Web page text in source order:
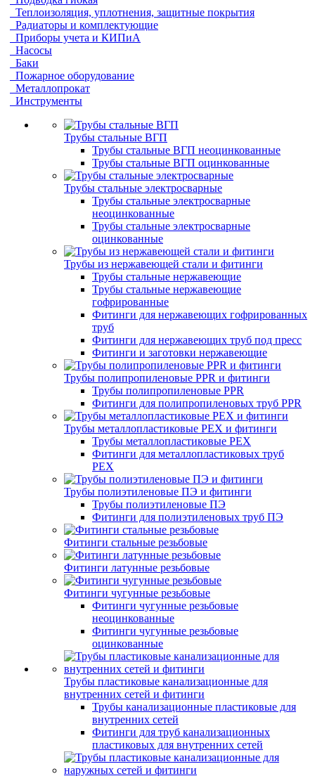
Теплоизоляция, уплотнения, защитные покрытия
Радиаторы и комплектующие
Приборы учета и КИПиА
Насосы
Баки
Пожарное оборудование
Металлопрокат
Инструменты
Трубы стальные ВГП
Трубы стальные ВГП неоцинкованные
Трубы стальные ВГП оцинкованные
Трубы стальные электросварные
Трубы стальные электросварные
неоцинкованные
Трубы стальные электросварные
оцинкованные
Трубы из нержавеющей стали и фитинги
Трубы стальные нержавеющие
Трубы стальные нержавеющие
гофрированные
Фитинги для нержавеющих гофрированных
труб
Фитинги для нержавеющих труб под пресс
Фитинги и заготовки нержавеющие
Трубы полипропиленовые PPR и фитинги
Трубы полипропиленовые PPR
Фитинги для полипропиленовых труб PPR
Трубы металлопластиковые PEX и фитинги
Трубы металлопластиковые PEX
Фитинги для металлопластиковых труб
PEX
Трубы полиэтиленовые ПЭ и фитинги
Трубы полиэтиленовые ПЭ
Фитинги для полиэтиленовых труб ПЭ
Фитинги стальные резьбовые
Фитинги латунные резьбовые
Фитинги чугунные резьбовые
Фитинги чугунные резьбовые
неоцинкованные
Фитинги чугунные резьбовые
оцинкованные
Трубы пластиковые канализационные для
внутренних сетей и фитинги
Трубы канализационные пластиковые для
внутренних сетей
Фитинги для труб канализационных
пластиковых для внутренних сетей